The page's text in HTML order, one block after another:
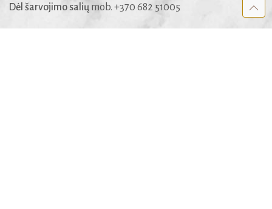
Dėl šarvojimo saliųmob. +370 682 51005